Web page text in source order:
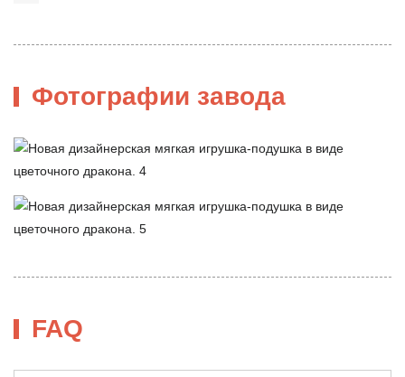
Фотографии завода
FAQ